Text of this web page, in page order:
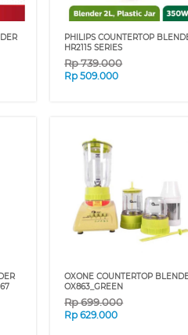
PHILIPS COUNTERTOP
HR2115 SERIES
Rp739.000
Rp509.000
OXONE COUNTERTOP
OX863_GREEN
Rp699.000
Rp629.000